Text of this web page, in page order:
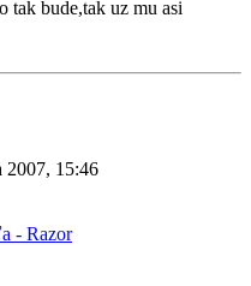
tak bude,tak uz mu asi
2007, 15:46
- Razor